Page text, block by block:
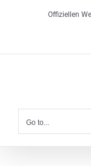
Offiziellen
Go to...